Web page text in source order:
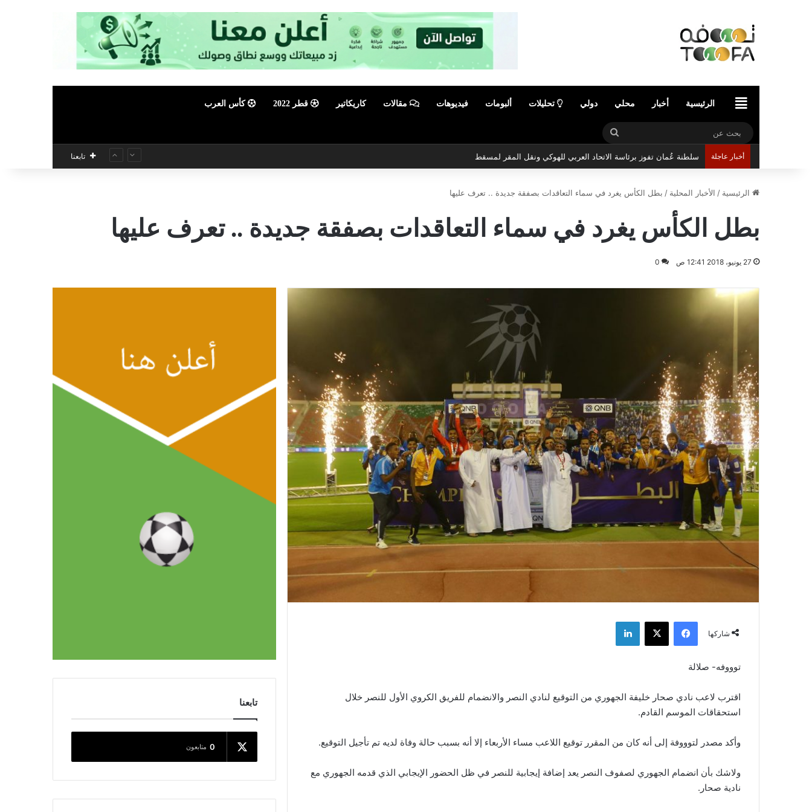
الرئيسيةالرئيسية أخبار محلي دولي تحليلات ألبومات فيديوهات مقالات كاريكاتير قطر 2022 كأس العرب
بحث
عن
أخبار عاجلة سلطنة عُمان تفوز برئاسة الاتحاد العربي للهوكي ونقل المقر لمسقط تابعنا
الرئيسية / الأخبار المحلية / بطل الكأس يغرد في سماء التعاقدات بصفقة جديدة .. تعرف عليها
بطل الكأس يغرد في سماء التعاقدات بصفقة جديدة .. تعرف عليها
27 يونيو، 2018 12:41 ص 0
شاركها
فيسبوك ‫X لينكدإن
توووفه- صلالة
اقترب لاعب نادي صحار خليفة الجهوري من التوقيع لنادي النصر والانضمام للفريق الكروي الأول للنصر خلال
استحقاقات الموسم القادم.
وأكد مصدر لتوووفة إلى أنه كان من المقرر توقيع اللاعب مساء الأربعاء إلا أنه بسبب حالة وفاة لديه تم تأجيل التوقيع.
ولاشك بأن انضمام الجهوري لصفوف النصر يعد إضافة إيجابية للنصر في ظل الحضور الإيجابي الذي قدمه الجهوري مع
نادية صحار.
تابعنا
0 متابعون